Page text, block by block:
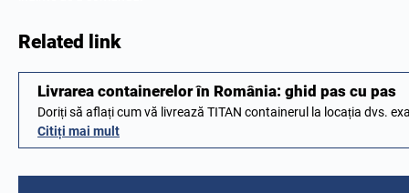
Related link
Livrarea containerelor în România: ghid pas cu pas
Doriți să aflați cum vă livrează TITAN containerul la locația dvs.
Citiți mai mult